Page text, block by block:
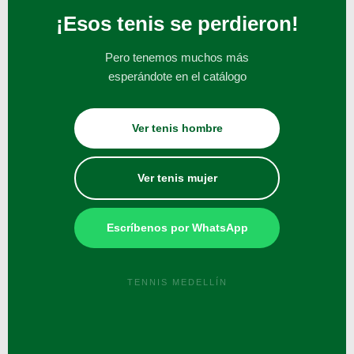
¡Esos tenis se perdieron!
Pero tenemos muchos más
esperándote en el catálogo
Ver tenis hombre
Ver tenis mujer
Escríbenos por WhatsApp
TENNIS MEDELLÍN